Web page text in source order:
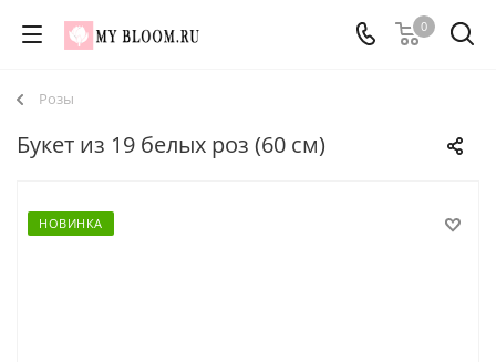
0
Розы
Букет из 19 белых роз (60 см)
НОВИНКА